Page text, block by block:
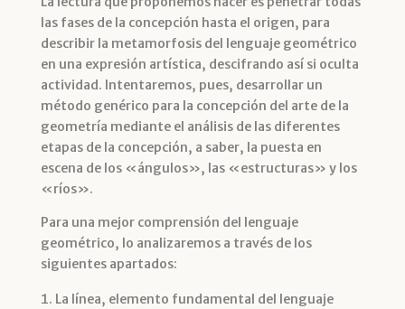
las fases de la concepción hasta el origen, para
describir la metamorfosis del lenguaje geométrico
en una expresión artística, descifrando así si oculta
actividad. Intentaremos, pues, desarrollar un
método genérico para la concepción del arte de la
geometría mediante el análisis de las diferentes
etapas de la concepción, a saber, la puesta en
escena de los «ángulos», las «estructuras» y los
«ríos».
Para una mejor comprensión del lenguaje
geométrico, lo analizaremos a través de los
siguientes apartados:
La línea, elemento fundamental del lenguaje